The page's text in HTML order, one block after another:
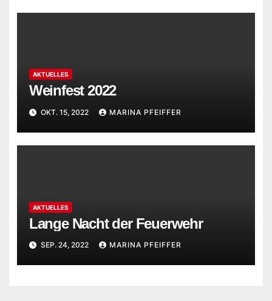
AKTUELLES
Weinfest 2022
OKT. 15, 2022 MARINA PFEIFFER
AKTUELLES
Lange Nacht der Feuerwehr
SEP. 24, 2022 MARINA PFEIFFER